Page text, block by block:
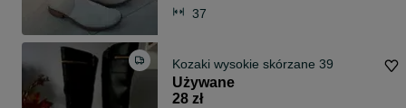
37
Kozaki wysokie skórzane 39
Używane
28 zł